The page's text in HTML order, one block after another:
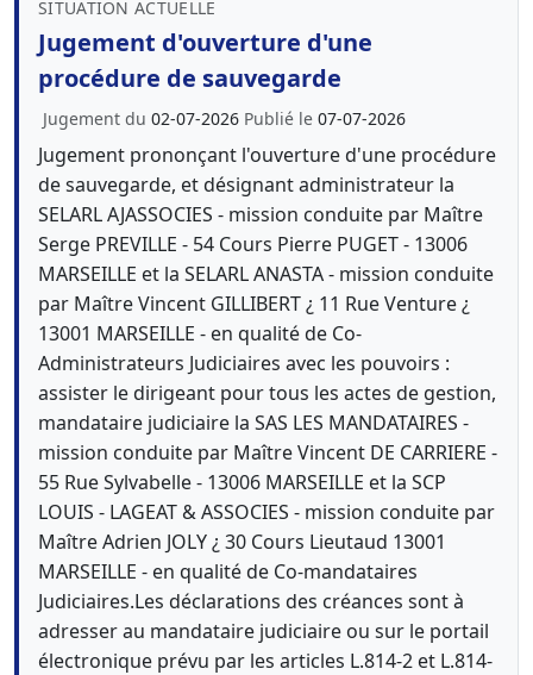
SITUATION ACTUELLE
Jugement d'ouverture d'une
procédure de sauvegarde
Jugement du 02-07-2026 Publié le 07-07-2026
Jugement prononçant l'ouverture d'une procédure
de sauvegarde, et désignant administrateur la
SELARL AJASSOCIES - mission conduite par Maître
Serge PREVILLE - 54 Cours Pierre PUGET - 13006
MARSEILLE et la SELARL ANASTA - mission conduite
par Maître Vincent GILLIBERT ¿ 11 Rue Venture ¿
13001 MARSEILLE - en qualité de Co-
Administrateurs Judiciaires avec les pouvoirs :
assister le dirigeant pour tous les actes de gestion,
mandataire judiciaire la SAS LES MANDATAIRES -
mission conduite par Maître Vincent DE CARRIERE -
55 Rue Sylvabelle - 13006 MARSEILLE et la SCP
LOUIS - LAGEAT & ASSOCIES - mission conduite par
Maître Adrien JOLY ¿ 30 Cours Lieutaud 13001
MARSEILLE - en qualité de Co-mandataires
Judiciaires.Les déclarations des créances sont à
adresser au mandataire judiciaire ou sur le portail
électronique prévu par les articles L.814-2 et L.814-